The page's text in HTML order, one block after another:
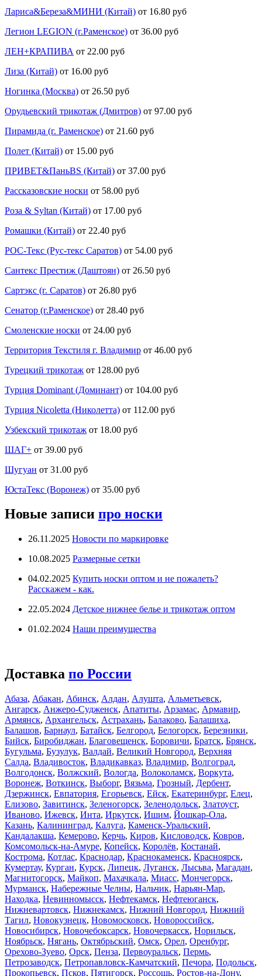
Лариса&Береза&МИНИ (Китай) от 16.80 руб
Легион LEGION (г.Раменское) от 36.00 руб
ЛЕН+КРАПИВА от 22.00 руб
Лиза (Китай) от 16.00 руб
Ногинка (Москва) от 26.50 руб
Орудьевский трикотаж (Дмитров) от 97.00 руб
Пирамида (г. Раменское) от 21.60 руб
Полет (Китай) от 15.00 руб
ПРИВЕТ&ПаньBS (Китай) от 37.00 руб
Рассказовские носки от 58.00 руб
Роза & Syltan (Китай) от 17.00 руб
Ромашки (Китай) от 22.40 руб
РОС-Текс (Рус-текс Саратов) от 54.00 руб
Сантекс Престиж (Даштоян) от 26.50 руб
Сартэкс (г. Саратов) от 26.80 руб
Сенатор (г.Раменское) от 28.40 руб
Смоленские носки от 24.00 руб
Территория Текстиля г. Владимир от 46.00 руб
Турецкий трикотаж от 128.00 руб
Турция Dominant (Доминант) от 104.00 руб
Турция Nicoletta (Николетта) от 112.00 руб
Узбекский трикотаж от 18.00 руб
ШАГ+ от 39.00 руб
Шугуан от 31.00 руб
ЮстаТекс (Воронеж) от 35.00 руб
Новые записи про носки
26.11.2025 Новости по маркировке
10.08.2025 Размерные сетки
04.02.2025 Купить носки оптом и не пожалеть?
Расскажем - как.
22.05.2024 Детское нижнее белье и трикотаж оптом
01.02.2024 Наши преимущества
Доставка по России
Абаза, Абакан, Абинск, Алдан, Алушта, Альметьевск,
Ангарск, Анжеро-Судженск, Апатиты, Арзамас, Армавир,
Армянск, Архангельск, Астрахань, Балаково, Балашиха,
Балашов, Барнаул, Батайск, Белгород, Белогорск, Березники,
Бийск, Биробиджан, Благовещенск, Боровичи, Братск, Брянск,
Бугульма, Бузулук, Валдай, Великий Новгород, Верхняя
Салда, Владивосток, Владикавказ, Владимир, Волгоград,
Волгодонск, Волжский, Вологда, Волоколамск, Воркута,
Воронеж, Воткинск, Выборг, Вязьма, Грозный, Дербент,
Дзержинск, Евпатория, Егорьевск, Ейск, Екатеринбург, Елец,
Елизово, Завитинск, Зеленогорск, Зеленодольск, Златоуст,
Иваново, Ижевск, Инта, Иркутск, Ишим, Йошкар-Ола,
Казань, Калининград, Калуга, Каменск-Уральский,
Кандалакша, Кемерово, Керчь, Киров, Кисловодск, Ковров,
Комсомольск-на-Амуре, Копейск, Королёв, Костанай,
Кострома, Котлас, Краснодар, Краснокаменск, Красноярск,
Кумертау, Курган, Курск, Липецк, Луганск, Лысьва, Магадан,
Магнитогорск, Майкоп, Махачкала, Миасс, Мончегорск,
Мурманск, Набережные Челны, Нальчик, Нарьян-Мар,
Находка, Невинномысск, Нефтекамск, Нефтеюганск,
Нижневартовск, Нижнекамск, Нижний Новгород, Нижний
Тагил, Новокузнецк, Новомосковск, Новороссийск,
Новосибирск, Новочебоксарск, Новочеркасск, Норильск,
Ноябрьск, Нягань, Октябрьский, Омск, Орел, Оренбург,
Орехово-Зуево, Орск, Пенза, Первоуральск, Пермь,
Петрозаводск, Петропавловск-Камчатский, Печора, Подольск,
Прокопьевск, Псков, Пятигорск, Россошь, Ростов-на-Дону,